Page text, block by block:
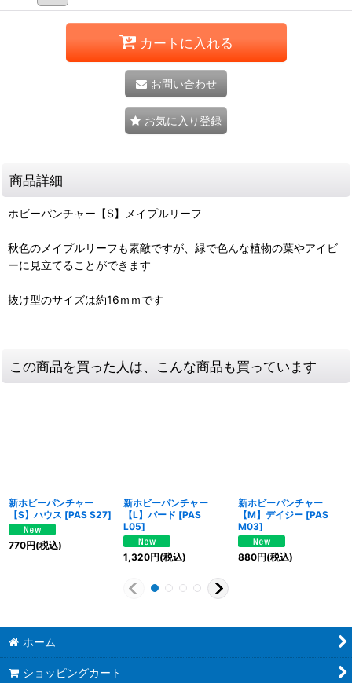
カートに入れる
お問い合わせ
お気に入り登録
商品詳細
ホビーパンチャー【S】メイプルリーフ
秋色のメイプルリーフも素敵ですが、緑で色んな植物の葉やアイビ
ーに見立てることができます
抜け型のサイズは約16ｍｍです
この商品を買った人は、こんな商品も買っています
新ホビーパンチャー
【S】ハウス [PAS S27]
770円(税込)
新ホビーパンチャー
【L】バード [PAS
L05]
1,320円(税込)
新ホビーパンチャー
【M】デイジー [PAS
M03]
880円(税込)
ホーム
ショッピングカート